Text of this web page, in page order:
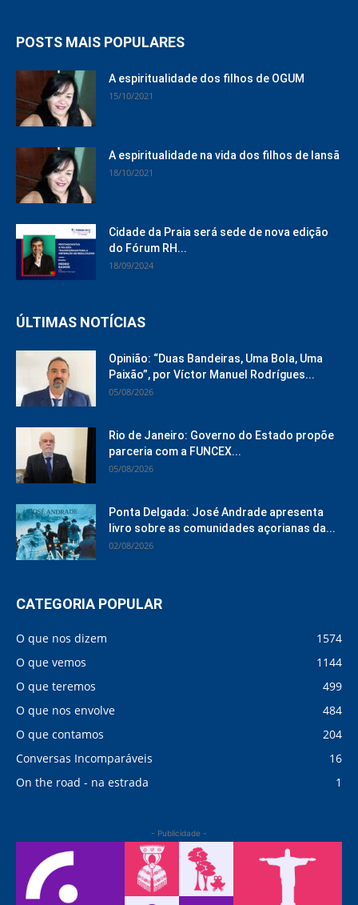
POSTS MAIS POPULARES
A espiritualidade dos filhos de OGUM
15/10/2021
A espiritualidade na vida dos filhos de Iansã
18/10/2021
Cidade da Praia será sede de nova edição
do Fórum RH...
18/09/2024
ÚLTIMAS NOTÍCIAS
Opinião: “Duas Bandeiras, Uma Bola, Uma
Paixão”, por Víctor Manuel Rodrígues...
05/08/2026
Rio de Janeiro: Governo do Estado propõe
parceria com a FUNCEX...
05/08/2026
Ponta Delgada: José Andrade apresenta
livro sobre as comunidades açorianas da...
02/08/2026
CATEGORIA POPULAR
O que nos dizem
1574
O que vemos
1144
O que teremos
499
O que nos envolve
484
O que contamos
204
Conversas Incomparáveis
16
On the road - na estrada
1
- Publicidade -